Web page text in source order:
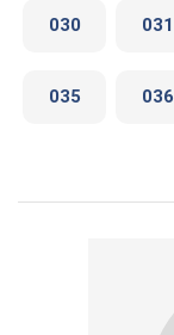
030 031
035 036